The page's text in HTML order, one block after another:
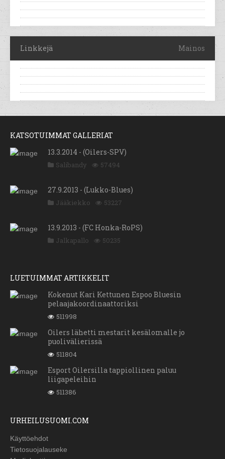
Linkkejä Mainos
KATSOTUIMMAT GALLERIAT
13.3.2014 - (Oilers-SPV)
Salibandy 57494
27.9.2013 - (Lukko-Blues)
Jääkiekko 53227
13.9.2013 - (FC Honka-RoPS)
Jalkapallo 50235
LUETUIMMAT ARTIKKELIT
Kokenut Kari Kettunen Espoo Bluesin
pelaajakoordinaattoriksi
511998
Oilers lähetti mestarit kesälomalle jo
puolivälierissä
511804
Esport Oilersilla tappiollinen paluu
liigapeleihin
511386
URHEILUSUOMI.COM
Käyttöehdot
Tietosuojalauseke